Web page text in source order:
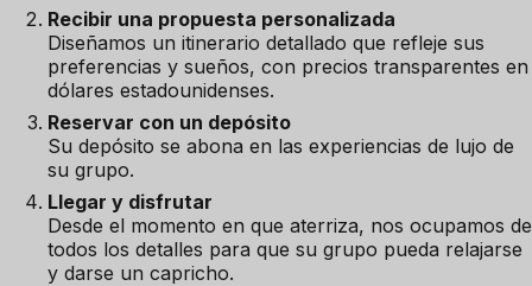
Recibir una propuesta personalizada
Diseñamos un itinerario detallado que refleje sus
preferencias y sueños, con precios transparentes en
dólares estadounidenses.
Reservar con un depósito
Su depósito se abona en las experiencias de lujo de
su grupo.
Llegar y disfrutar
Desde el momento en que aterriza, nos ocupamos de
todos los detalles para que su grupo pueda relajarse
y darse un capricho.